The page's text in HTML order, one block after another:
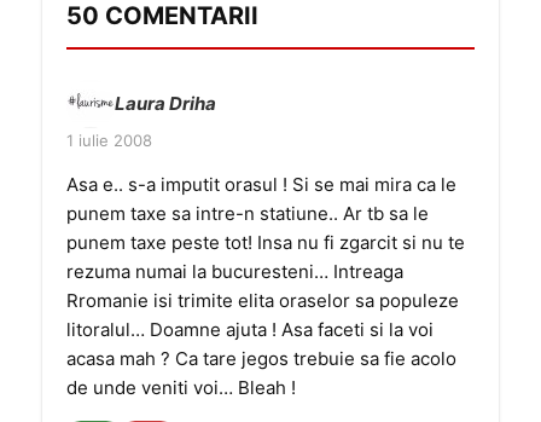
50 COMENTARII
Laura Driha
1 iulie 2008
Asa e.. s-a imputit orasul ! Si se mai mira ca le
punem taxe sa intre-n statiune.. Ar tb sa le
punem taxe peste tot! Insa nu fi zgarcit si nu te
rezuma numai la bucuresteni… Intreaga
Rromanie isi trimite elita oraselor sa populeze
litoralul… Doamne ajuta ! Asa faceti si la voi
acasa mah ? Ca tare jegos trebuie sa fie acolo
de unde veniti voi… Bleah !